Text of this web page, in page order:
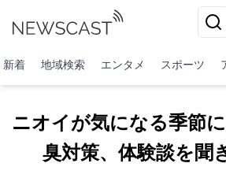
新着 地域検索 エンタメ スポーツ
ニオイが気になる季節
臭対策、体験談を聞